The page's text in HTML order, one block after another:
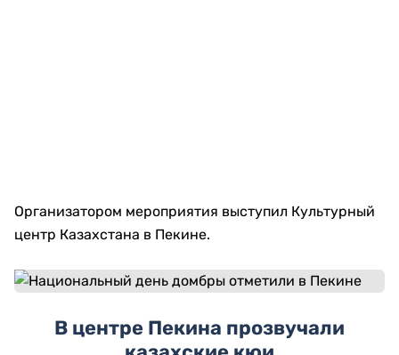
Организатором мероприятия выступил Культурный
центр Казахстана в Пекине.
В центре Пекина прозвучали